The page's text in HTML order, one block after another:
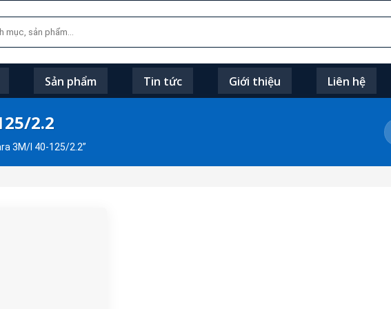
Sản phẩm Tin tức Giới thiệu Liên hệ
2.2
3M/I 40-125/2.2”